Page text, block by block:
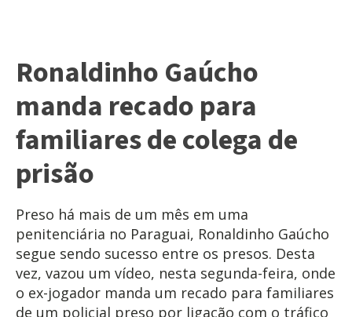
Ronaldinho Gaúcho
manda recado para
familiares de colega de
prisão
Preso há mais de um mês em uma
penitenciária no Paraguai, Ronaldinho Gaúcho
segue sendo sucesso entre os presos. Desta
vez, vazou um vídeo, nesta segunda-feira, onde
o ex-jogador manda um recado para familiares
de um policial preso por ligação com o tráfico